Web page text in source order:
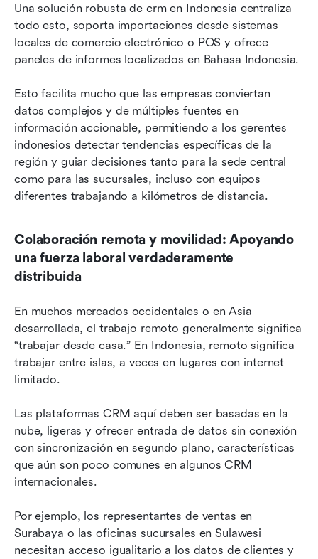
Una solución robusta de crm en Indonesia centraliza
todo esto, soporta importaciones desde sistemas
locales de comercio electrónico o POS y ofrece
paneles de informes localizados en Bahasa Indonesia.
Esto facilita mucho que las empresas conviertan
datos complejos y de múltiples fuentes en
información accionable, permitiendo a los gerentes
indonesios detectar tendencias específicas de la
región y guiar decisiones tanto para la sede central
como para las sucursales, incluso con equipos
diferentes trabajando a kilómetros de distancia.
Colaboración remota y movilidad: Apoyando
una fuerza laboral verdaderamente
distribuida
En muchos mercados occidentales o en Asia
desarrollada, el trabajo remoto generalmente significa
“trabajar desde casa.” En Indonesia, remoto significa
trabajar entre islas, a veces en lugares con internet
limitado.
Las plataformas CRM aquí deben ser basadas en la
nube, ligeras y ofrecer entrada de datos sin conexión
con sincronización en segundo plano, características
que aún son poco comunes en algunos CRM
internacionales.
Por ejemplo, los representantes de ventas en
Surabaya o las oficinas sucursales en Sulawesi
necesitan acceso igualitario a los datos de clientes y